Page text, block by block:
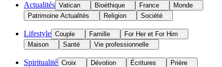
Actualités Vatican Bioéthique France
Monde
Patrimoine Actualités
Religion Société
Lifestyle Couple Famille
For Her et For Him
Maison
Santé Vie professionnelle
Spiritualité Croix Dévotion Écritures
Prière